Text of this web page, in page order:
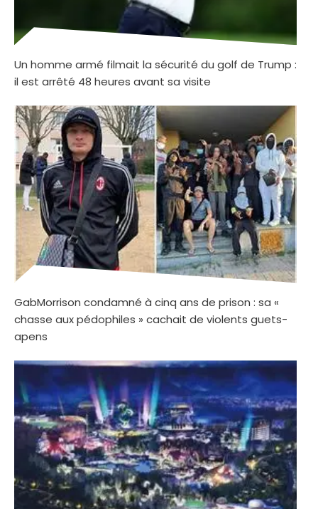
Un homme armé filmait la sécurité du golf de Trump :
il est arrêté 48 heures avant sa visite
GabMorrison condamné à cinq ans de prison : sa «
chasse aux pédophiles » cachait de violents guets-
apens